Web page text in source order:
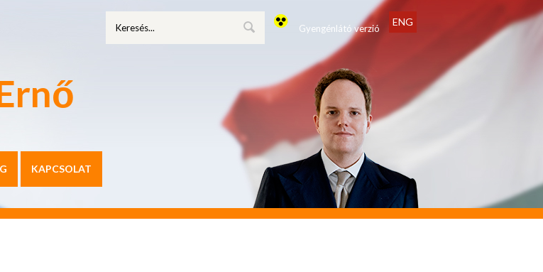
Gyengénlátó verzió
ENG
KAPCSOLAT